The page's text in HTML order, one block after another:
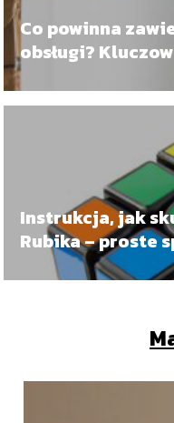
Co powinna
obsługi?
pomogą
Instrukcja, jak
Rubika – proste